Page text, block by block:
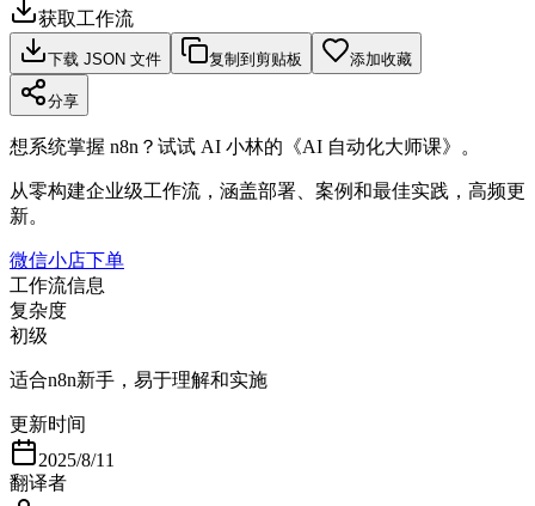
获取工作流
下载 JSON 文件 复制到剪贴板 添加收藏
分享
想系统掌握 n8n？试试 AI 小林的《AI 自动化大师课》。
从零构建企业级工作流，涵盖部署、案例和最佳实践，高频更
新。
微信小店下单
工作流信息
复杂度
初级
适合n8n新手，易于理解和实施
更新时间
2025/8/11
翻译者